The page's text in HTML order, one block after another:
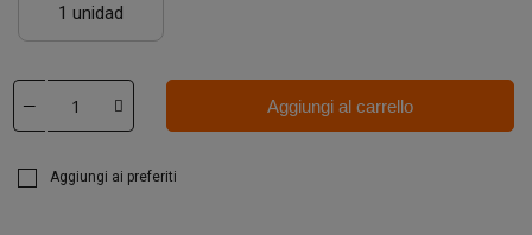
1 unidad
Aggiungi al carrello
Aggiungi ai preferiti